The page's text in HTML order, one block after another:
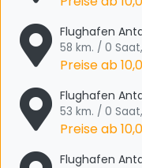
Flughafen
58 km. / 0
Preise ab
Flughafen
53 km. / 0
Preise ab
Flughafen